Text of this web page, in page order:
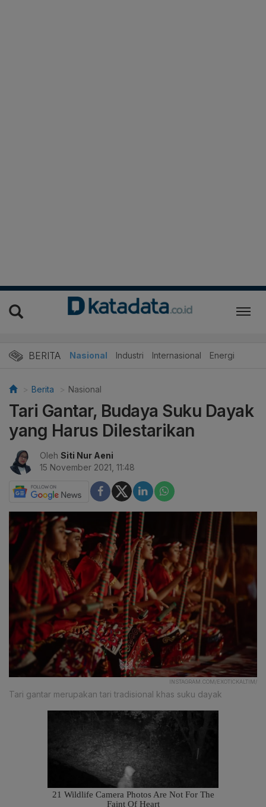
BERITA Nasional Industri Internasional Energi
Berita Nasional
Tari Gantar, Budaya Suku Dayak
yang Harus Dilestarikan
Oleh Siti Nur Aeni
15 November 2021, 11:48
INSTAGRAM.COM/EXOTICKALTIM/
Tari gantar merupakan tari tradisional khas suku dayak